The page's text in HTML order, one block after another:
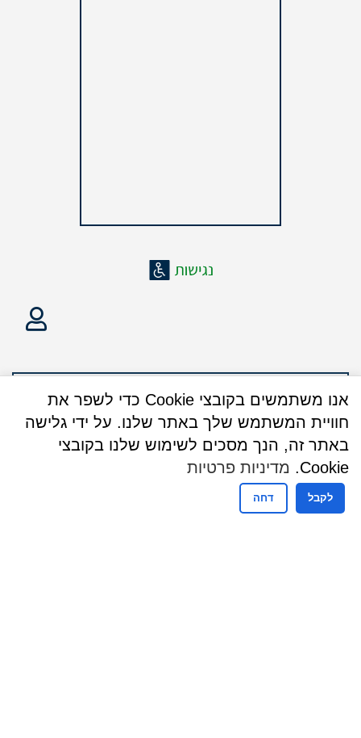
אנו משתמשים בקובצי Cookie כדי לשפר את
חוויית המשתמש שלך באתר שלנו. על ידי גלישה
באתר זה, הנך מסכים לשימוש שלנו בקובצי
Cookie.
מדיניות פרטיות
לקבל דחה